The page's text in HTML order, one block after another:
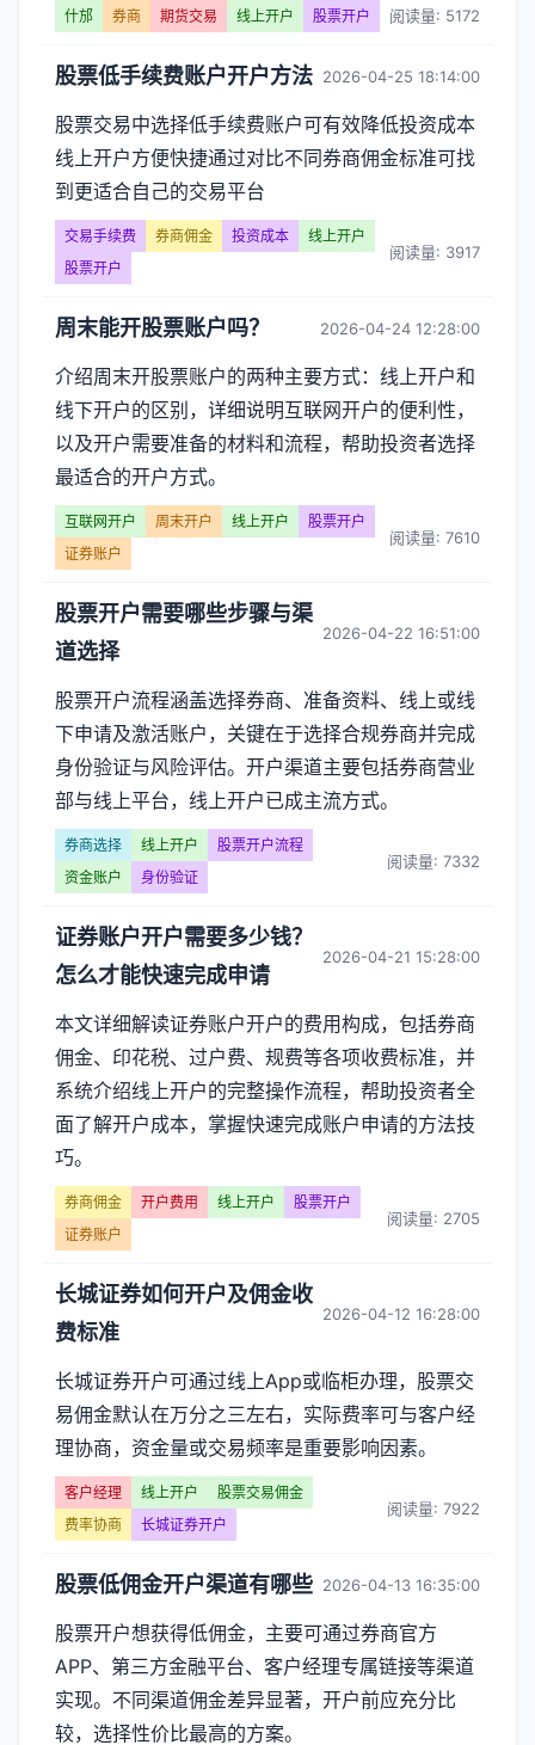
什邡 券商 期货交易 线上开户 股票开户 阅读量: 5172
股票低手续费账户开户方法 2026-04-25 18:14:00
股票交易中选择低手续费账户可有效降低投资成本
线上开户方便快捷通过对比不同券商佣金标准可找
到更适合自己的交易平台
交易手续费 券商佣金 投资成本
线上开户
股票开户
阅读量: 3917
周末能开股票账户吗？ 2026-04-24 12:28:00
介绍周末开股票账户的两种主要方式：线上开户和
线下开户的区别，详细说明互联网开户的便利性，
以及开户需要准备的材料和流程，帮助投资者选择
最适合的开户方式。
互联网开户 周末开户 线上开户
股票开户
证券账户
阅读量: 7610
股票开户需要哪些步骤与渠
道选择
2026-04-22 16:51:00
股票开户流程涵盖选择券商、准备资料、线上或线
下申请及激活账户，关键在于选择合规券商并完成
身份验证与风险评估。开户渠道主要包括券商营业
部与线上平台，线上开户已成主流方式。
券商选择 线上开户
股票开户流程
资金账户
身份验证
阅读量: 7332
证券账户开户需要多少钱？
怎么才能快速完成申请
2026-04-21 15:28:00
本文详细解读证券账户开户的费用构成，包括券商
佣金、印花税、过户费、规费等各项收费标准，并
系统介绍线上开户的完整操作流程，帮助投资者全
面了解开户成本，掌握快速完成账户申请的方法技
巧。
券商佣金 开户费用 线上开户
股票开户
证券账户
阅读量: 2705
长城证券如何开户及佣金收
费标准
2026-04-12 16:28:00
长城证券开户可通过线上App或临柜办理，股票交
易佣金默认在万分之三左右，实际费率可与客户经
理协商，资金量或交易频率是重要影响因素。
客户经理 线上开户
股票交易佣金
费率协商
长城证券开户
阅读量: 7922
股票低佣金开户渠道有哪些 2026-04-13 16:35:00
股票开户想获得低佣金，主要可通过券商官方
APP、第三方金融平台、客户经理专属链接等渠道
实现。不同渠道佣金差异显著，开户前应充分比
较，选择性价比最高的方案。